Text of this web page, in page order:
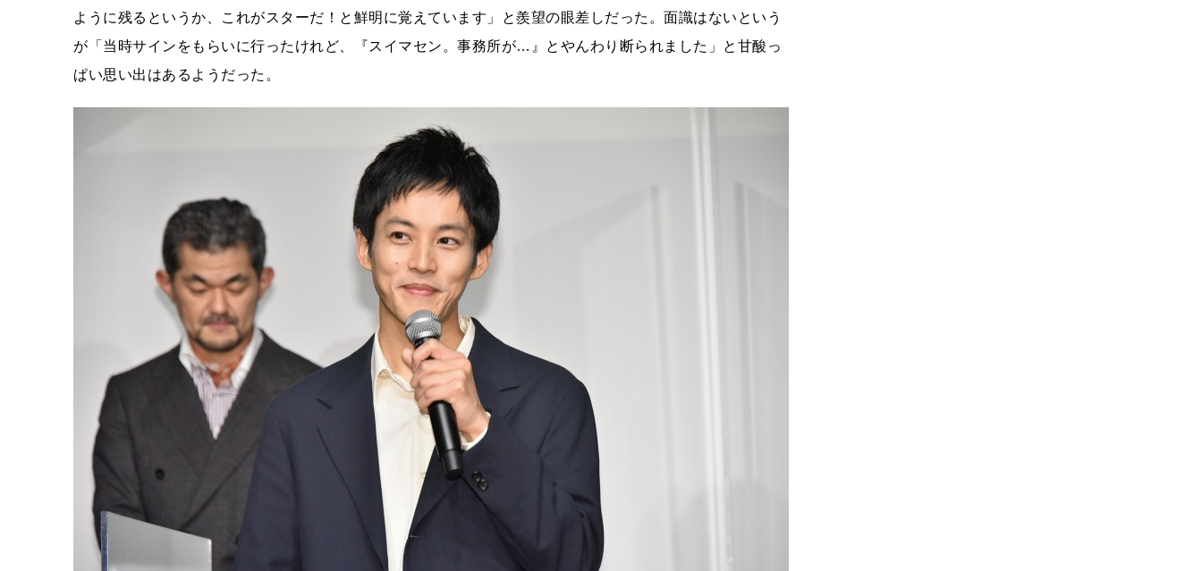
ように残るというか、これがスターだ！と鮮明に覚えています」と羨望の眼差しだった。面識はないという
が「当時サインをもらいに行ったけれど、『スイマセン。事務所が…』とやんわり断られました」と甘酸っ
ぱい思い出はあるようだった。